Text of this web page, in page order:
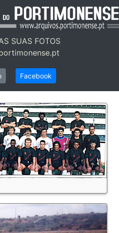
SUAS FOTOS
Facebook